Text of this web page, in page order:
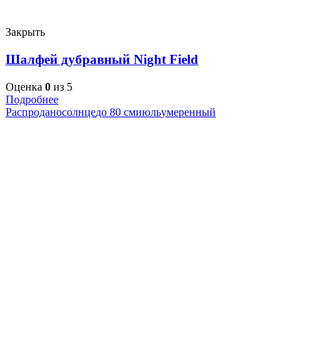
Закрыть
Шалфей дубравный Night Field
Оценка 0 из 5
Подробнее
Распроданосолнцедо 80 смиюльумеренный